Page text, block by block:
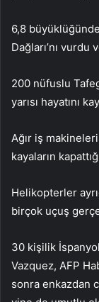
6,8
Dağları’nı
200 nüfuslu
yarısı hayatını
Ağır iş
kayaların
Helikopterler
birçok uçuş
30 kişilik
Vazquez, AFP
sonra enkazdan